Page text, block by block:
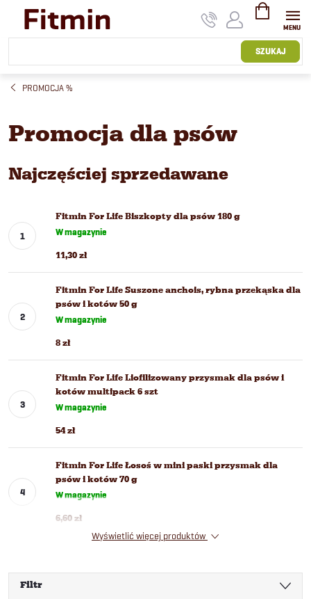
treści
SZUKAJ
KOSZYK
PROMOCJA %
Promocja dla psów
Najczęściej sprzedawane
Fitmin For Life Biszkopty dla psów 180 g
W magazynie
11,30 zł
Fitmin For Life Suszone anchois, rybna przekąska dla
psów i kotów 50 g
W magazynie
8 zł
Fitmin For Life Liofilizowany przysmak dla psów i
kotów multipack 6 szt
W magazynie
54 zł
Fitmin For Life Łosoś w mini paski przysmak dla
psów i kotów 70 g
W magazynie
6,60 zł
Wyświetlić więcej produktów
Filtr